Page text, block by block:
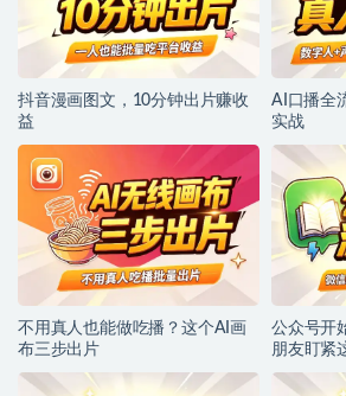
抖音漫画图文，10分钟出片赚收
益
AI口播全
实战
不用真人也能做吃播？这个AI画
布三步出片
公众号开
朋友盯紧